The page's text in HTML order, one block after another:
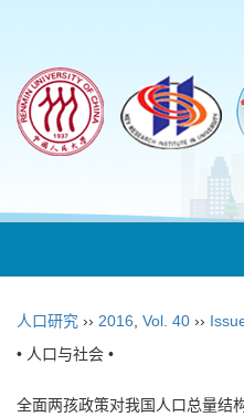
人口研究 ›› 2016 Vol. 40 ››
• 人口与社会 •
全面两孩政策对我国人口总量结